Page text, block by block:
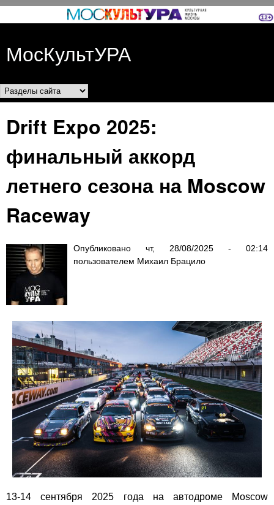
Перейти к основному
МосКультУРА
Разделы сайта
Drift Expo 2025:
финальный аккорд
летнего сезона на Moscow
Raceway
Опубликовано чт, 28/08/2025 - 02:14
пользователем Михаил Брацило
13-14 сентября 2025 года на автодроме Moscow